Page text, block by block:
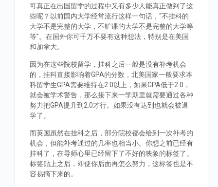
可真正在出国留学的过程中又有多少人能真正做到了这
些呢？以前国内大学经常流行这样一句话，“不挂科的
大学不是完整的大学，不旷课的大学不是完整的大学等
等”。在国外你可千万不要有这种想法，特别是在美国
和加拿大。
因为在这些院校留学，挂科之后一般是没有补考机会
的，挂科直接影响着GPA的分数，北美国家一般要求本
科留学生GPA需要维持在2.0以上，如果GPA低于2.0，
就会被学术警告，那么接下来一学期里就需要通过各种
努力把GPA提升到2.0才行。如果没有达到也就会被退
学了。
而英国虽然在挂科之后，部分院校都会给到一次补考的
机会，但能补考通过的几率也相当小。你想之前已经有
挂科了，在导师心里已经留下了不好的映象的标签了。
标签贴上之后，即使你后面再怎么努力，这标签也是不
容易摘下来的。